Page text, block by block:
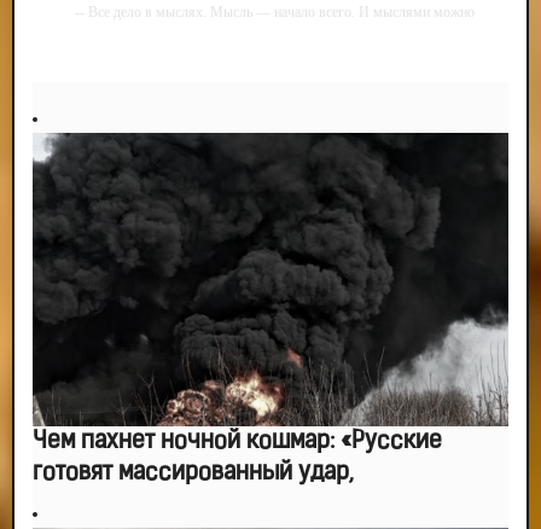
-- Все дело в мыслях. Мысль — начало всего. И мыслями можно
-- Самое большое богатство — это ум. Самая большая нищета — глупость.
Из всех страхов самый пугающий — самолюбование.
-- Лучшее, что можно сделать с хорошим советом, это пропустить его
мимо ушей. Он никогда не бывает полезен никому, кроме того, кто его дал.
-- Люблю давать советы и очень не люблю, когда их дают мне.
Чем пахнет ночной кошмар: «Русские
готовят массированный удар,